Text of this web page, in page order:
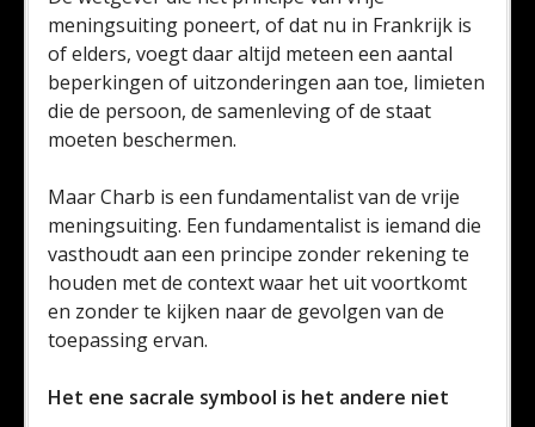
meningsuiting poneert, of dat nu in Frankrijk is
of elders, voegt daar altijd meteen een aantal
beperkingen of uitzonderingen aan toe, limieten
die de persoon, de samenleving of de staat
moeten beschermen.
Maar Charb is een fundamentalist van de vrije
meningsuiting. Een fundamentalist is iemand die
vasthoudt aan een principe zonder rekening te
houden met de context waar het uit voortkomt
en zonder te kijken naar de gevolgen van de
toepassing ervan.
Het ene sacrale symbool is het andere niet